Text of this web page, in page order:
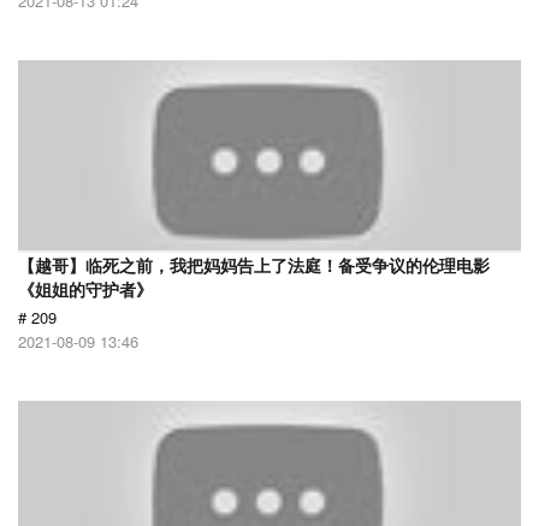
【越哥】临死之前，我把妈妈告上了法庭！备受争议的伦理电影
《姐姐的守护者》
# 209
2021-08-09 13:46